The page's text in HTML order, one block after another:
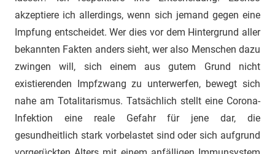
akzeptiere ich allerdings, wenn sich jemand gegen eine
Impfung entscheidet. Wer dies vor dem Hintergrund aller
bekannten Fakten anders sieht, wer also Menschen dazu
zwingen will, sich einem aus gutem Grund nicht
existierenden Impfzwang zu unterwerfen, bewegt sich
nahe am Totalitarismus. Tatsächlich stellt eine Corona-
Infektion eine reale Gefahr für jene dar, die
gesundheitlich stark vorbelastet sind oder sich aufgrund